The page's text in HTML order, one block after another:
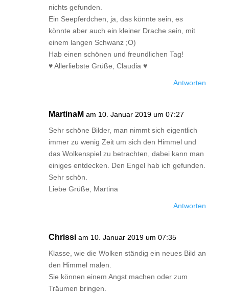
nichts gefunden.
Ein Seepferdchen, ja, das könnte sein, es
könnte aber auch ein kleiner Drache sein, mit
einem langen Schwanz ;O)
Hab einen schönen und freundlichen Tag!
♥ Allerliebste Grüße, Claudia ♥
Antworten
MartinaM am 10. Januar 2019 um 07:27
Sehr schöne Bilder, man nimmt sich eigentlich
immer zu wenig Zeit um sich den Himmel und
das Wolkenspiel zu betrachten, dabei kann man
einiges entdecken. Den Engel hab ich gefunden.
Sehr schön.
Liebe Grüße, Martina
Antworten
Chrissi am 10. Januar 2019 um 07:35
Klasse, wie die Wolken ständig ein neues Bild an
den Himmel malen.
Sie können einem Angst machen oder zum
Träumen bringen.